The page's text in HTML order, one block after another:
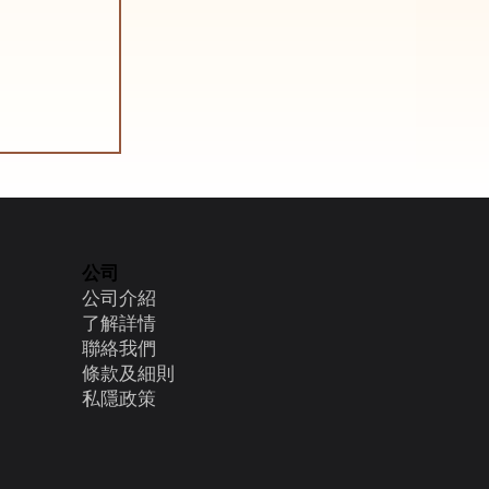
選擇
公司
公司介紹
了解詳情
聯絡我們
條款及細則
​私隱政策